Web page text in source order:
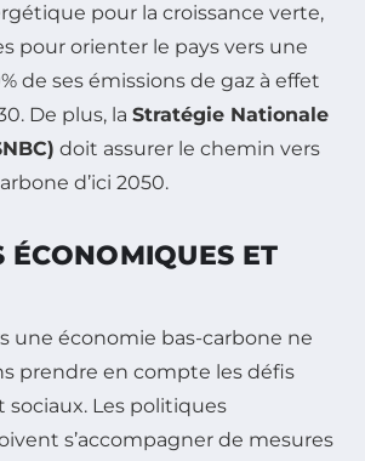
pour la croissance verte,
pour orienter le pays vers une
de ses émissions de gaz à effet
De plus, la Stratégie Nationale
doit assurer le chemin vers
d’ici 2050.
ÉCONOMIQUES ET
une économie bas-carbone ne
prendre en compte les défis
Les politiques
s’accompagner de mesures